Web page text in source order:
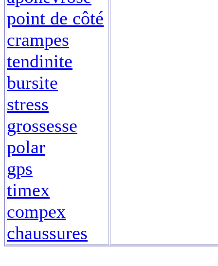
point de côté
crampes
tendinite
bursite
stress
grossesse
polar
gps
timex
compex
chaussures